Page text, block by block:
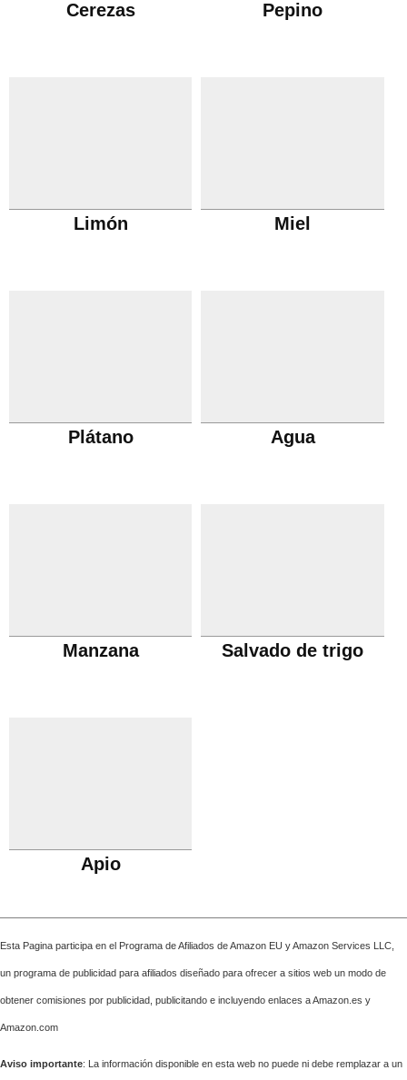
Cerezas Pepino
Limón Miel
Plátano Agua
Manzana Salvado de trigo
Apio
Esta Pagina participa en el Programa de Afiliados de Amazon EU y Amazon Services LLC,
un programa de publicidad para afiliados diseñado para ofrecer a sitios web un modo de
obtener comisiones por publicidad, publicitando e incluyendo enlaces a Amazon.es y
Amazon.com
Aviso importante: La información disponible en esta web no puede ni debe remplazar a un